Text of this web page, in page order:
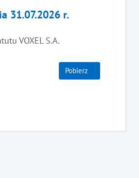
31.07.2026 r.
VOXEL S.A.
Pobierz